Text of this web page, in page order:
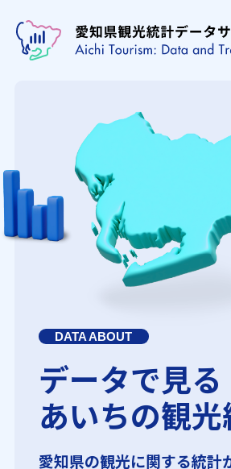
DATA ABOUT
データで見る
あいちの観
愛知県の観光に関する統計